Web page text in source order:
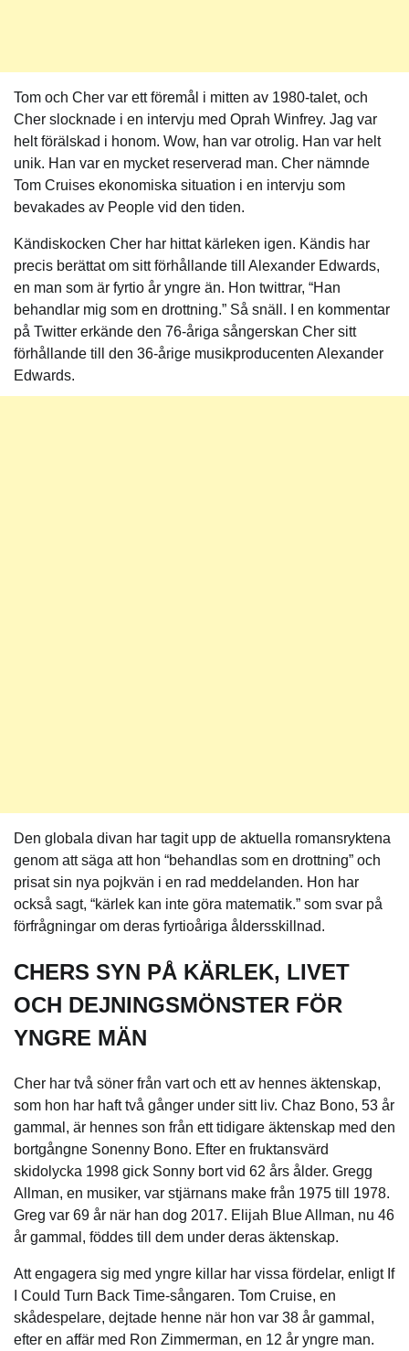
Tom och Cher var ett föremål i mitten av 1980-talet, och
Cher slocknade i en intervju med Oprah Winfrey. Jag var
helt förälskad i honom. Wow, han var otrolig. Han var helt
unik. Han var en mycket reserverad man. Cher nämnde
Tom Cruises ekonomiska situation i en intervju som
bevakades av People vid den tiden.
Kändiskocken Cher har hittat kärleken igen. Kändis har
precis berättat om sitt förhållande till Alexander Edwards,
en man som är fyrtio år yngre än. Hon twittrar, “Han
behandlar mig som en drottning.” Så snäll. I en kommentar
på Twitter erkände den 76-åriga sångerskan Cher sitt
förhållande till den 36-årige musikproducenten Alexander
Edwards.
Den globala divan har tagit upp de aktuella romansryktena
genom att säga att hon “behandlas som en drottning” och
prisat sin nya pojkvän i en rad meddelanden. Hon har
också sagt, “kärlek kan inte göra matematik.” som svar på
förfrågningar om deras fyrtioåriga åldersskillnad.
CHERS SYN PÅ KÄRLEK, LIVET
OCH DEJNINGSMÖNSTER FÖR
YNGRE MÄN
Cher har två söner från vart och ett av hennes äktenskap,
som hon har haft två gånger under sitt liv. Chaz Bono, 53 år
gammal, är hennes son från ett tidigare äktenskap med den
bortgångne Sonenny Bono. Efter en fruktansvärd
skidolycka 1998 gick Sonny bort vid 62 års ålder. Gregg
Allman, en musiker, var stjärnans make från 1975 till 1978.
Greg var 69 år när han dog 2017. Elijah Blue Allman, nu 46
år gammal, föddes till dem under deras äktenskap.
Att engagera sig med yngre killar har vissa fördelar, enligt If
I Could Turn Back Time-sångaren. Tom Cruise, en
skådespelare, dejtade henne när hon var 38 år gammal,
efter en affär med Ron Zimmerman, en 12 år yngre man.